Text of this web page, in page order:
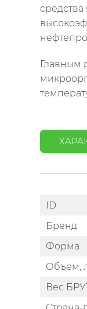
Главным
ID
Бренд
Форма
Объем,
Вес